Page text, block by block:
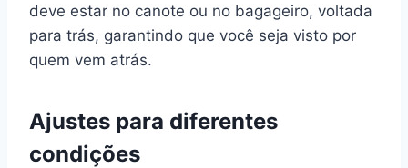
deve estar no canote ou no bagageiro, voltada
para trás, garantindo que você seja visto por
quem vem atrás.
Ajustes para diferentes
condições